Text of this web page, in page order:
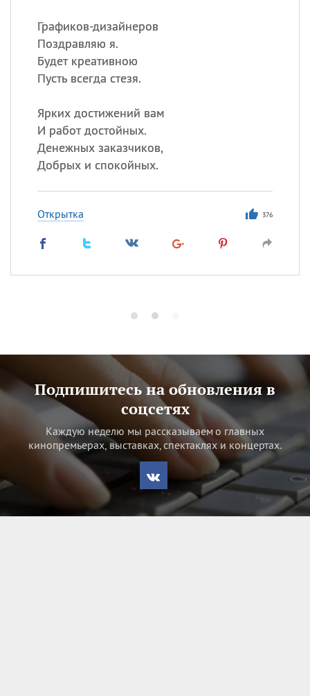
Графиков-дизайнеров
Поздравляю я.
Будет креативною
Пусть всегда стезя.
Ярких достижений вам
И работ достойных.
Денежных заказчиков,
Добрых и спокойных.
Открытка 376
Подпишитесь на обновления в
соцсетях
Каждую неделю мы рассказываем о главных
кинопремьерах, выставках, спектаклях и концертах.